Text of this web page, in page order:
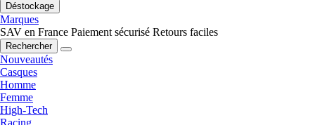
Déstockage
Marques
SAV en France Paiement sécurisé Retours faciles
Rechercher
Nouveautés
Casques
Homme
Femme
High-Tech
Racing